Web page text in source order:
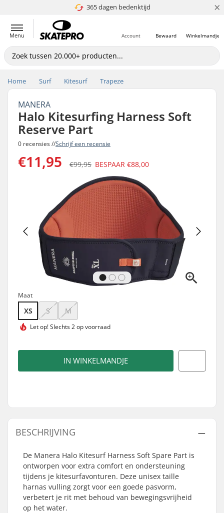
365 dagen bedenktijd
4.8 van 5 ×
Menu Winkelmandje
Bewaard
Account
Home Surf Kitesurf Trapeze
MANERA
Halo Kitesurfing Harness Soft
Reserve Part
0 recensies //Schrijf een recensie
€11,95 €99,95 BESPAAR €88,00
Maat
XS S M
Let op!Slechts 2 op voorraad
IN WINKELMANDJE
BESCHRIJVING
De Manera Halo Kitesurf Harness Soft Spare Part is
ontworpen voor extra comfort en ondersteuning
tijdens je kitesurfavonturen. Deze unisex taille
harnas vulling zorgt voor een goede pasvorm,
verbetert je rit met behoud van bewegingsvrijheid
op het water.